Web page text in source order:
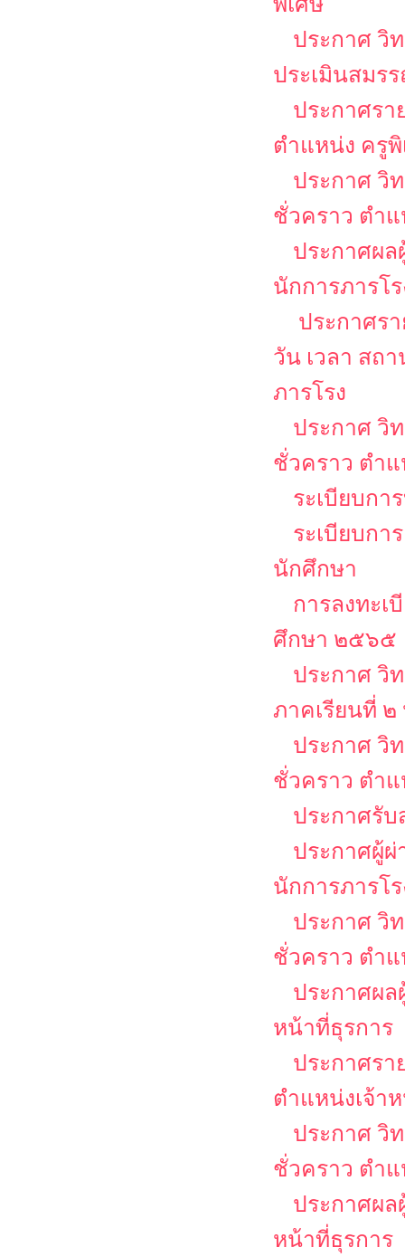
ประกาศ วิ
ประเมินสมร
ประกาศรา
ตำแหน่ง ครูพิ
ประกาศ วิ
ชั่วคราว ตำ
ประกาศผ
นักการภารโร
ประกาศร
วัน เวลา สถ
ภารโรง
ประกาศ วิ
ชั่วคราว ตำ
ระเบียบกา
ระเบียบกา
นักศึกษา
การลงทะเ
ศึกษา ๒๕๖๕
ประกาศ วิ
ภาคเรียนที่
ประกาศ วิ
ชั่วคราว ตำ
ประกาศรั
ประกาศผู้
นักการภารโร
ประกาศ วิ
ชั่วคราว ตำ
ประกาศผล
หน้าที่ธุรการ
ประกาศรา
ตำแหน่งเจ้า
ประกาศ วิ
ชั่วคราว ตำ
ประกาศผล
หน้าที่ธุรการ